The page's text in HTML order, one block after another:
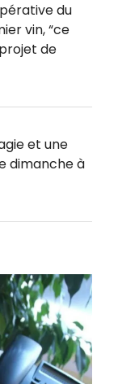
du
vin, “ce
de
et une
dimanche à